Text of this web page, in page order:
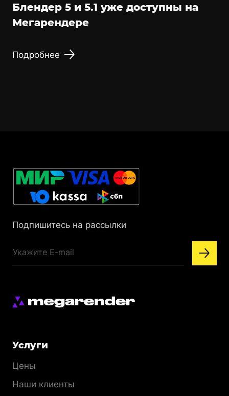
Блендер 5 и 5.1 уже доступны на
Мегарендере
Подробнее
Подпишитесь на рассылки
Меню
Услуги
Цены
Наши клиенты